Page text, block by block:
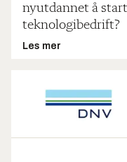
nyutdannet å
teknologibedrift?
Les mer